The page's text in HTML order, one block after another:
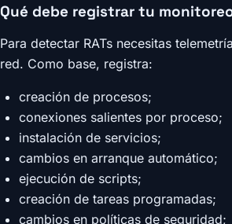
Qué debe registrar tu
Para detectar RATs necesitas
red. Como base, registra:
creación de procesos;
conexiones salientes por proceso;
instalación de servicios;
cambios en arranque automático;
ejecución de scripts;
creación de tareas programadas;
cambios en políticas de seguridad;